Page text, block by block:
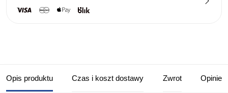
Opis produktu Czas i koszt dostawy Zwrot Opinie